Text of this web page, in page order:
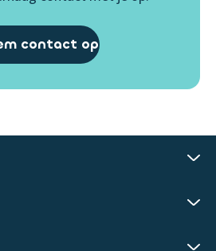
contact op